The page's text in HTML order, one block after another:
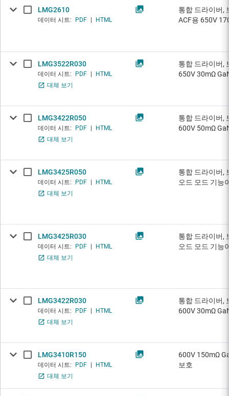
LMG2610
데이터 시트: PDF HTML
통합 드라이버,
ACF용 650V
LMG3522R030
데이터 시트: PDF
HTML
대체 보기
통합 드라이버,
650V 30mΩ
LMG3422R050
데이터 시트: PDF
HTML
대체 보기
통합 드라이버,
600V 50mΩ
LMG3425R050
데이터 시트: PDF
HTML
대체 보기
통합 드라이버,
오드 모드 기능
LMG3425R030
데이터 시트: PDF
HTML
대체 보기
통합 드라이버,
오드 모드 기능
LMG3422R030
데이터 시트: PDF
HTML
대체 보기
통합 드라이버,
600V 30mΩ
LMG3410R150
데이터 시트: PDF
HTML
대체 보기
600V 150mΩ
보호